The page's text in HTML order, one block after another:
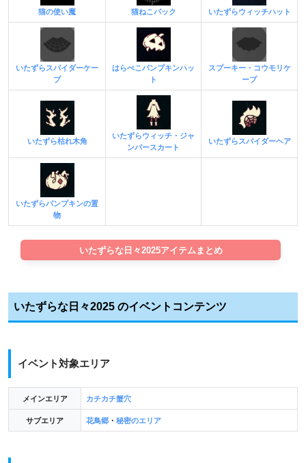
猫の使い魔 猫ねこパック いたずらウィッチハット
いたずらスパイダーケー
プ
はらぺこパンプキンハッ
ト
スプーキー・コウモリケ
ープ
いたずら枯れ木角
いたずらウィッチ・ジャ
ンパースカート
いたずらスパイダーヘア
いたずらパンプキンの置
物
いたずらな日々2025アイテムまとめ
いたずらな日々2025 のイベントコンテンツ
イベント対象エリア
メインエリア カチカチ蟹穴
サブエリア 花鳥郷 ・ 秘密のエリア